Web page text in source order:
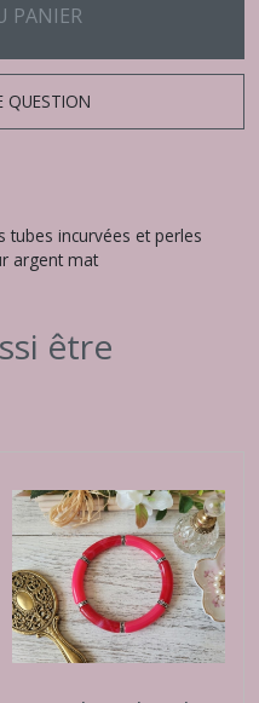
PANIER
tubes incurvées et perles
argent mat
être